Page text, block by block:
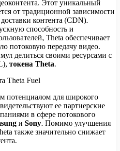
Этот уникальный
от традиционной зависимости
контента (CDN).
способность и
Theta обеспечивает
потоковую передачу видео.
делиться своими ресурсами с
токена Theta.
потенциалом для широкого
ее партнерские
в сфере потокового
и Sony. Помимо улучшения
также значительно снижает